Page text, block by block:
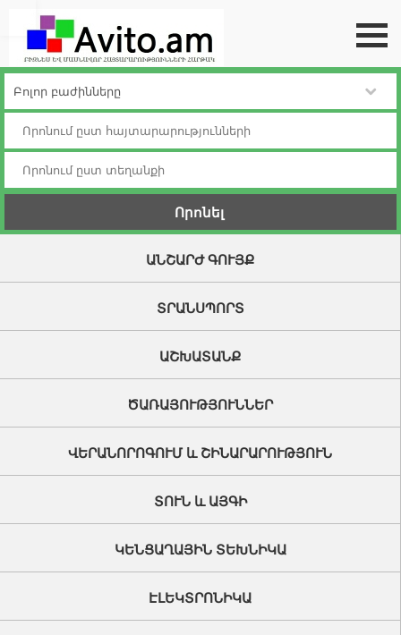
ԱՆՇԱՐԺ ԳՈՒՅՔ
ՏՐԱՆՍՊՈՐՏ
ԱՇԽԱՏԱՆՔ
ԾԱՌԱՅՈՒԹՅՈՒՆՆԵՐ
ՎԵՐԱՆՈՐՈԳՈՒՄ և ՇԻՆԱՐԱՐՈՒԹՅՈՒՆ
ՏՈՒՆ և ԱՅԳԻ
ԿԵՆՑԱՂԱՅԻՆ ՏԵԽՆԻԿԱ
ԷԼԵԿՏՐՈՆԻԿԱ